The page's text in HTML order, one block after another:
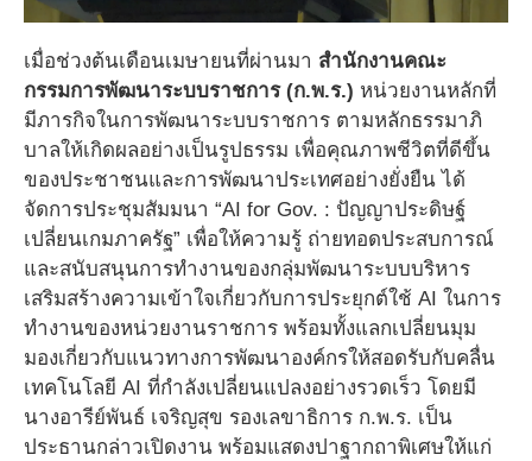
เมื่อช่วงต้นเดือนเมษายนที่ผ่านมา สำนักงานคณะ
กรรมการพัฒนาระบบราชการ (ก.พ.ร.) หน่วยงานหลักที่
มีภารกิจในการพัฒนาระบบราชการ ตามหลักธรรมาภิ
บาลให้เกิดผลอย่างเป็นรูปธรรม เพื่อคุณภาพชีวิตที่ดีขึ้น
ของประชาชนและการพัฒนาประเทศอย่างยั่งยืน ได้
จัดการประชุมสัมมนา “AI for Gov. : ปัญญาประดิษฐ์
เปลี่ยนเกมภาครัฐ” เพื่อให้ความรู้ ถ่ายทอดประสบการณ์
และสนับสนุนการทำงานของกลุ่มพัฒนาระบบบริหาร
เสริมสร้างความเข้าใจเกี่ยวกับการประยุกต์ใช้ AI ในการ
ทำงานของหน่วยงานราชการ พร้อมทั้งแลกเปลี่ยนมุม
มองเกี่ยวกับแนวทางการพัฒนาองค์กรให้สอดรับกับคลื่น
เทคโนโลยี AI ที่กำลังเปลี่ยนแปลงอย่างรวดเร็ว โดยมี
นางอารีย์พันธ์ เจริญสุข รองเลขาธิการ ก.พ.ร. เป็น
ประธานกล่าวเปิดงาน พร้อมแสดงปาฐากถาพิเศษให้แก่